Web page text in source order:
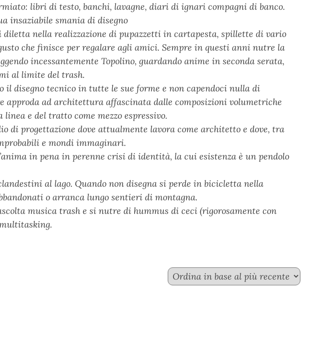
libri di testo, banchi, lavagne, diari di ignari compagni di banco.
insaziabile smania di disegno
nella realizzazione di pupazzetti in cartapesta, spillette di vario
che finisce per regalare agli amici. Sempre in questi anni nutre la
incessantemente Topolino, guardando anime in seconda serata,
al limite del trash.
il disegno tecnico in tutte le sue forme e non capendoci nulla di
approda ad architettura affascinata dalle composizioni volumetriche
e del tratto come mezzo espressivo.
di progettazione dove attualmente lavora come architetto e dove, tra
e mondi immaginari.
in pena in perenne crisi di identità, la cui esistenza è un pendolo
al lago. Quando non disegna si perde in bicicletta nella
o arranca lungo sentieri di montagna.
musica trash e si nutre di hummus di ceci (rigorosamente con